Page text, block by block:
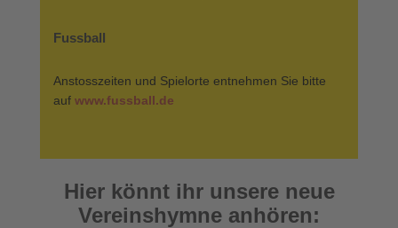
Fussball
Anstosszeiten und Spielorte entnehmen Sie bitte
auf www.fussball.de
Hier könnt ihr unsere neue
Vereinshymne anhören: